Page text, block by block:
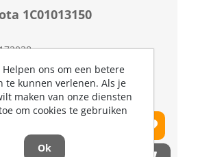
1C01013150
levertijd
1C01013150
BTW
Helpen ons om een betere
te kunnen verlenen. Als je
maken van onze diensten
om cookies te gebruiken
Ok